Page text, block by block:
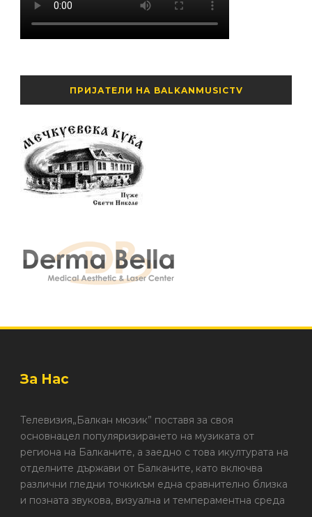
ПРИЈАТЕЛИ НА BALKANMUSICTV
За Нас
Телевизия„Балкан мюзик” поставя за своя
основнацел популяризирането на музиката от
региона на Балканите, а заедно с това икултурата на
отделните държави от Балканите, като включва
различни гледни точкикъм една сравнително близка
и позната звукова, визуална и темпераментна среда